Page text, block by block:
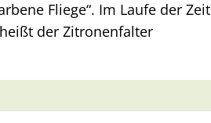
Fliege“. Im Laufe der Zeit
der Zitronenfalter